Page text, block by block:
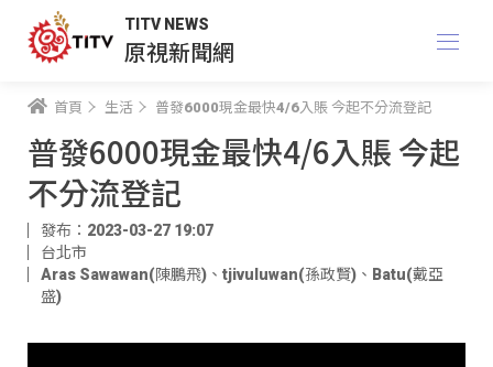
TITV NEWS
原視新聞網
首頁 生活 普發6000現金最快4/6入賬 今起不分流登記
普發6000現金最快4/6入賬 今起
不分流登記
發布：2023-03-27 19:07
台北市
Aras Sawawan(陳鵬飛) 、 tjivuluwan(孫政賢) 、 Batu(戴亞
盛)